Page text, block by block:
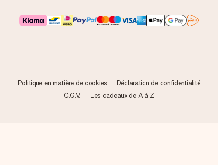
Politique en matière de cookies
Déclaration de confidentialité
C.G.V.
Les cadeaux de A à Z